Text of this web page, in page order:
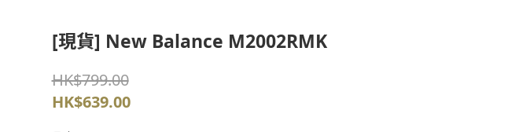
[現貨] New Balance M2002RMK
HK$799.00
HK$639.00